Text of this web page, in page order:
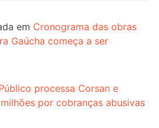
em Cronograma das obras
Gaúcha começa a ser
processa Corsan e
por cobranças abusivas